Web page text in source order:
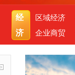
经
济
区域经济
企业商贸